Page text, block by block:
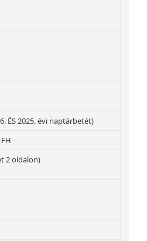
ÉS 2025. évi naptárbetét)
2 oldalon)